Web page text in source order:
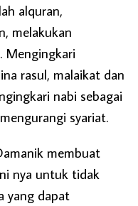
alquran,
melakukan
Mengingkari
rasul, malaikat dan
nabi sebagai
syariat.
membuat
nya untuk tidak
yang dapat